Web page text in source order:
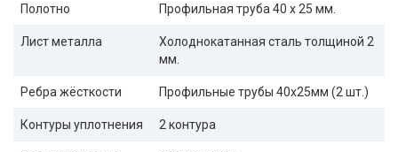
Полотно Профильная труба 40 х 25 мм.
Лист металла
Холоднокатанная сталь толщиной 2
мм.
Ребра жёсткости Профильные трубы 40х25мм (2 шт.)
Контуры уплотнения 2 контура